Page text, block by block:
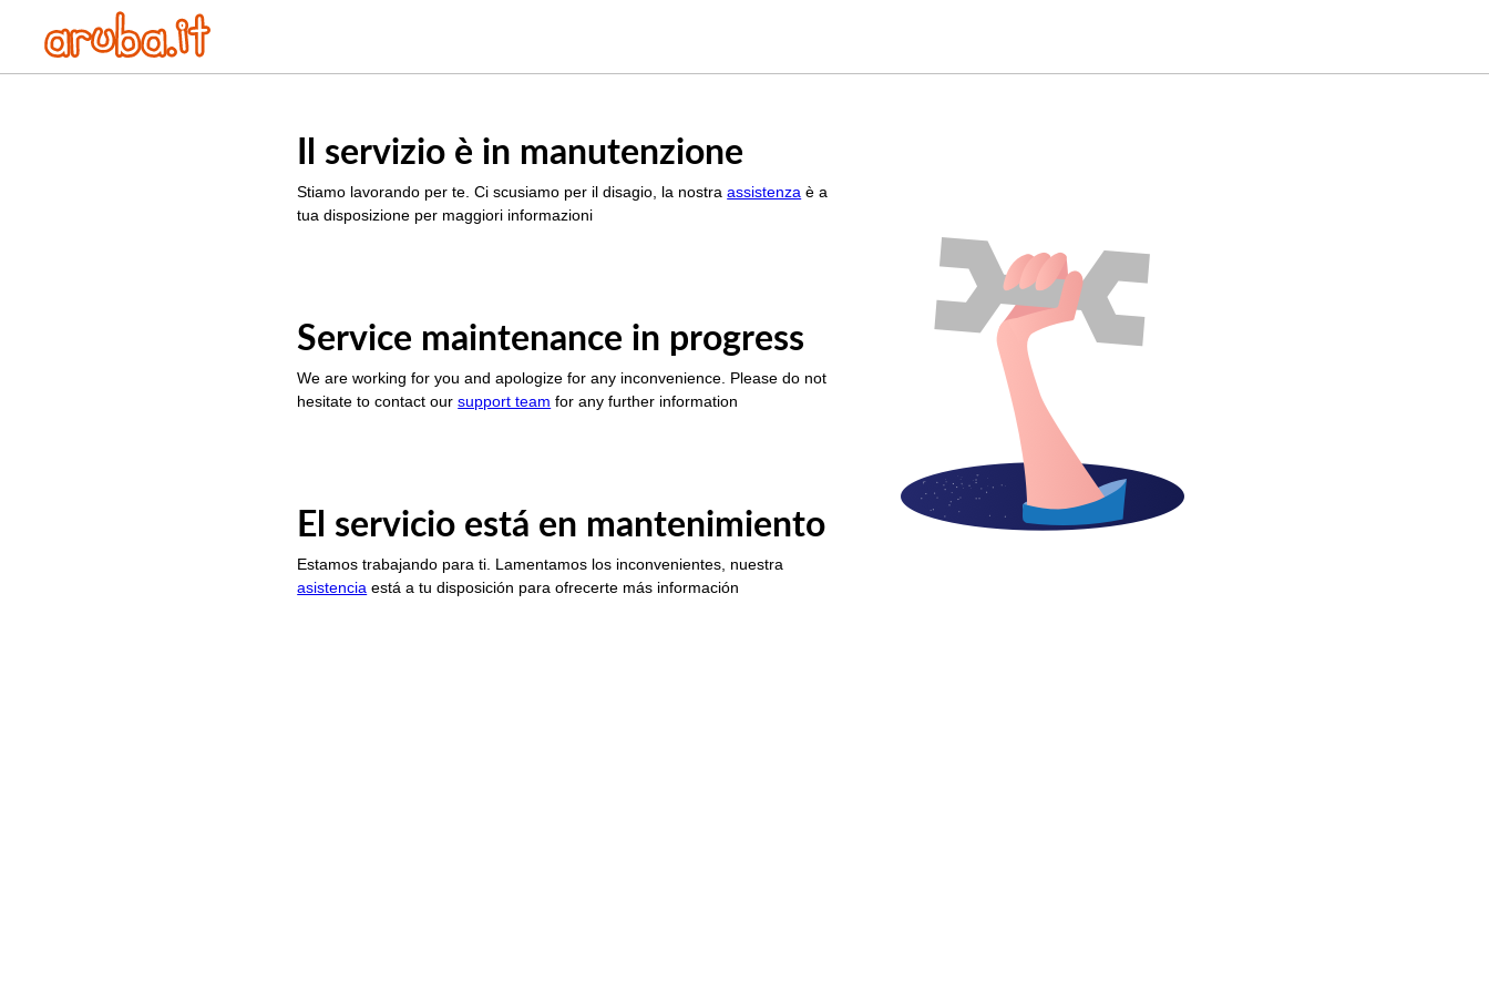
Il servizio è in manutenzione
Stiamo lavorando per te. Ci scusiamo per il disagio, la nostraassistenza è a
tua disposizione per maggiori informazioni
Service maintenance in progress
We are working for you and apologize for any inconvenience. Please do not
hesitate to contact oursupport team for any further information
El servicio está en mantenimiento
Estamos trabajando para ti. Lamentamos los inconvenientes, nuestra
asistencia está a tu disposición para ofrecerte más información